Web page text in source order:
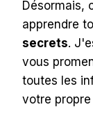
Désormais,
apprendre
secrets.
vous
toutes les
votre propre